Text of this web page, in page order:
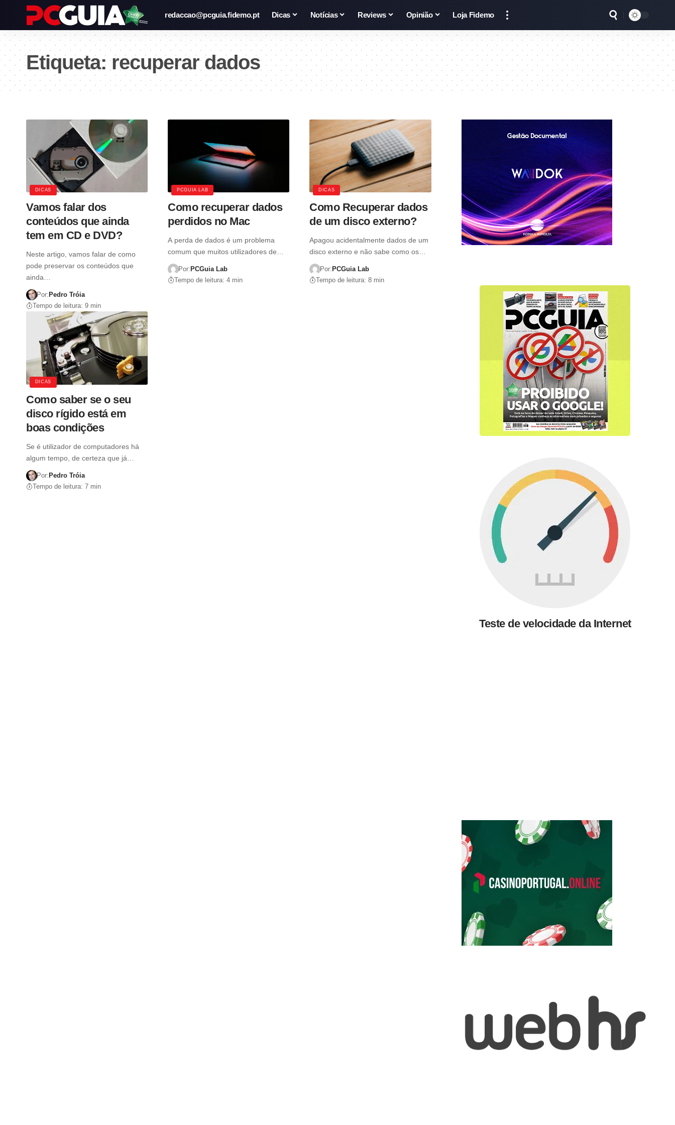
redaccao@pcguia.fidemo.pt Dicas Notícias Reviews Opinião Loja Fidemo
Etiqueta:recuperar dados
DICAS
Vamos falar dos
conteúdos que ainda
tem em CD e DVD?
Neste artigo, vamos falar de como
pode preservar os conteúdos que
ainda…
Por: Pedro Tróia
Tempo de leitura: 9 min
PCGUIA LAB
Como recuperar dados
perdidos no Mac
A perda de dados é um problema
comum que muitos utilizadores de…
Por: PCGuia Lab
Tempo de leitura: 4 min
DICAS
Como Recuperar dados
de um disco externo?
Apagou acidentalmente dados de um
disco externo e não sabe como os…
Por: PCGuia Lab
Tempo de leitura: 8 min
DICAS
Como saber se o seu
disco rígido está em
boas condições
Se é utilizador de computadores há
algum tempo, de certeza que já…
Por:Pedro Tróia
Tempo de leitura: 7 min
Teste de velocidade da Internet